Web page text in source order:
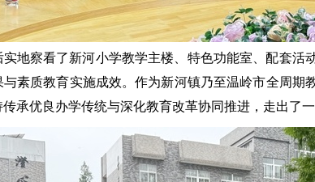
实地察看了新河小学教学主楼、特色功能室、配套
素质教育实施成效。作为新河镇乃至温岭市全周
承优良办学传统与深化教育改革协同推进，走出了